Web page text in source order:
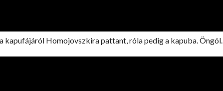
kapufájáról Homojovszkira pattant, róla pedig a kapuba. Öngól.